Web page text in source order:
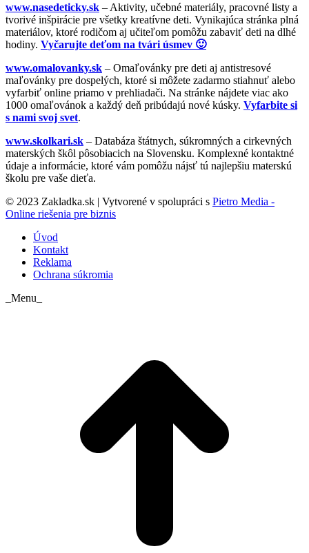
www.nasedeticky.sk – Aktivity, učebné materiály, pracovné listy a
tvorivé inšpirácie pre všetky kreatívne deti. Vynikajúca stránka plná
materiálov, ktoré rodičom aj učiteľom pomôžu zabaviť deti na dlhé
hodiny. Vyčarujte deťom na tvári úsmev 🙂
www.omalovanky.sk – Omaľovánky pre deti aj antistresové
maľovánky pre dospelých, ktoré si môžete zadarmo stiahnuť alebo
vyfarbiť online priamo v prehliadači. Na stránke nájdete viac ako
1000 omaľovánok a každý deň pribúdajú nové kúsky. Vyfarbite si
s nami svoj svet.
www.skolkari.sk – Databáza štátnych, súkromných a cirkevných
materských škôl pôsobiacich na Slovensku. Komplexné kontaktné
údaje a informácie, ktoré vám pomôžu nájsť tú najlepšiu materskú
školu pre vaše dieťa.
© 2023 Zakladka.sk | Vytvorené v spolupráci s Pietro Media -
Online riešenia pre biznis
Úvod
Kontakt
Reklama
Ochrana súkromia
_Menu_